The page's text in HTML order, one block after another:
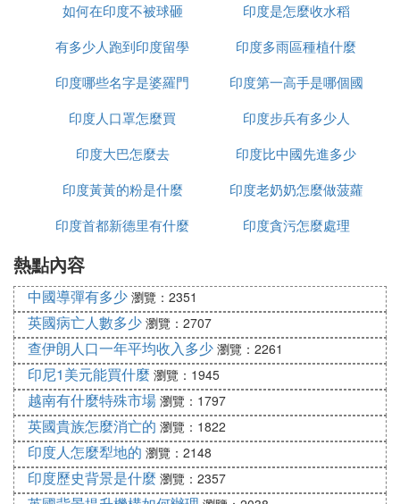
如何在印度不被球砸
印度是怎麼收水稻
有多少人跑到印度留學
印度多雨區種植什麼
印度哪些名字是婆羅門
種姓
印度第一高手是哪個國
家
印度人口罩怎麼買
印度步兵有多少人
印度大巴怎麼去
印度比中國先進多少
印度黃黃的粉是什麼
印度老奶奶怎麼做菠蘿
印度首都新德里有什麼
印度貪污怎麼處理
熱點內容
中國導彈有多少 瀏覽：2351
英國病亡人數多少 瀏覽：2707
查伊朗人口一年平均收入多少 瀏覽：2261
印尼1美元能買什麼 瀏覽：1945
越南有什麼特殊市場 瀏覽：1797
英國貴族怎麼消亡的 瀏覽：1822
印度人怎麼犁地的 瀏覽：2148
印度歷史背景是什麼 瀏覽：2357